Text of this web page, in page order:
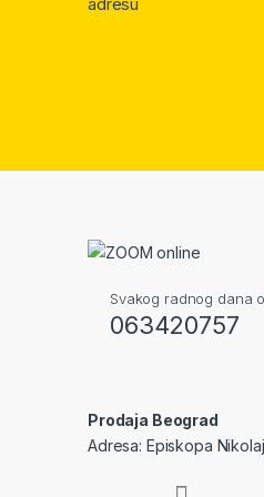
Svakog radnog dana
063420757
Prodaja Beograd
Adresa: Episkopa